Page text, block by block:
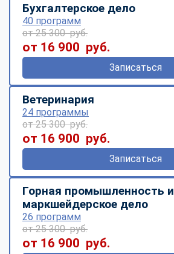
Бухгалтерское дело
40 программ
от 25 300 руб.
от 16 900 руб.
Записаться
Ветеринария
24 программы
от 25 300 руб.
от 16 900 руб.
Записаться
Горная промышленность и
маркшейдерское дело
26 программ
от 25 300 руб.
от 16 900 руб.